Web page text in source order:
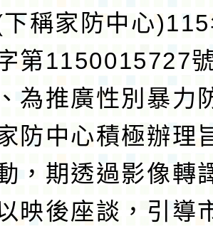
稱家防中心
第1150015727
為推廣性別暴力
防中心積極辦理
，期透過影像轉
映後座談，引導